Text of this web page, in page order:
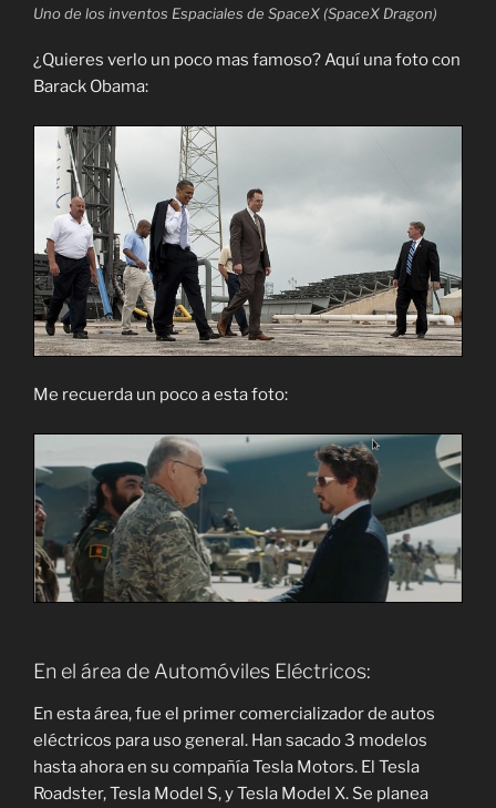
Uno de los inventos Espaciales de SpaceX (SpaceX Dragon)
¿Quieres verlo un poco mas famoso? Aquí una foto con
Barack Obama:
Me recuerda un poco a esta foto:
En el área de Automóviles Eléctricos:
En esta área, fue el primer comercializador de autos
eléctricos para uso general. Han sacado 3 modelos
hasta ahora en su compañía Tesla Motors. El Tesla
Roadster, Tesla Model S, y Tesla Model X. Se planea